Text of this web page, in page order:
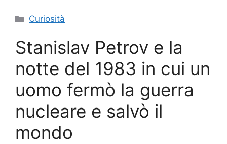
Categorie
Curiosità
Stanislav Petrov e la
notte del 1983 in cui un
uomo fermò la guerra
nucleare e salvò il
mondo